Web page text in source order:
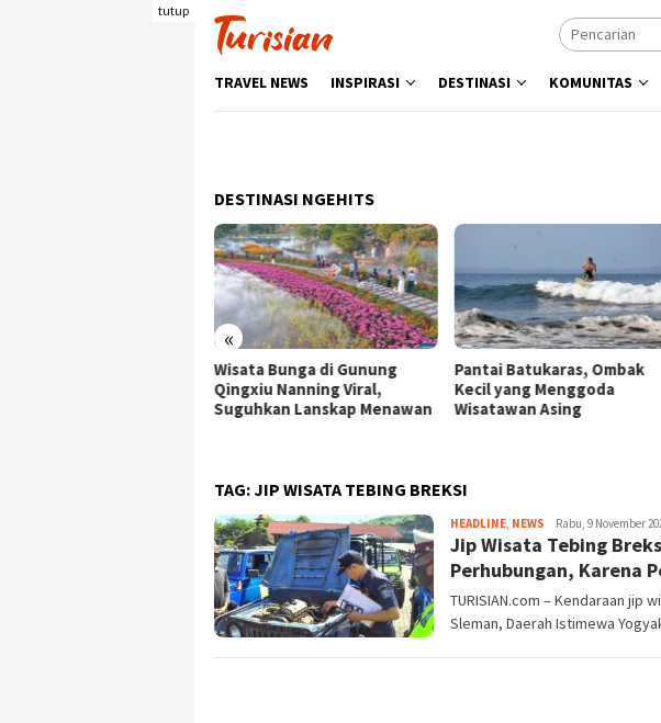
tutup
TRAVEL NEWS INSPIRASI DESTINASI KOMUNITAS
DESTINASI NGEHITS
«
Pantai Batukaras, Ombak
Kecil yang Menggoda
Wisatawan Asing
Senja di Pantai
Wisatawan Menikmati Sore
dengan Bermain hingga
TAG:JIP WISATA TEBING BREKSI
HEADLINE, NEWS Tim
Redaksi
Rabu, 9 November
Jip Wisata Tebing
Perhubungan, Karena
TURISIAN.com – Kendaraan jip
Sleman, Daerah Istimewa